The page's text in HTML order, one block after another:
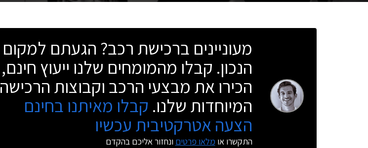
מעוניינים ברכישת רכב? הגעתם למקום
הנכון. קבלו מהמומחים שלנו ייעוץ חינם,
הכירו את מבצעי הרכב וקבוצות הרכישה
המיוחדות שלנו. קבלו מאיתנו בחינם
הצעה אטרקטיבית עכשיו
התקשרו או מלאו פרטים ונחזור אליכם בהקדם